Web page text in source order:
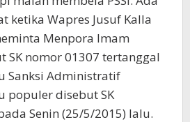
ketika Wapres Jusuf Kalla
Menpora Imam
SK nomor 01307 tertanggal
Sanksi Administratif
populer disebut SK
Senin (25/5/2015) lalu.